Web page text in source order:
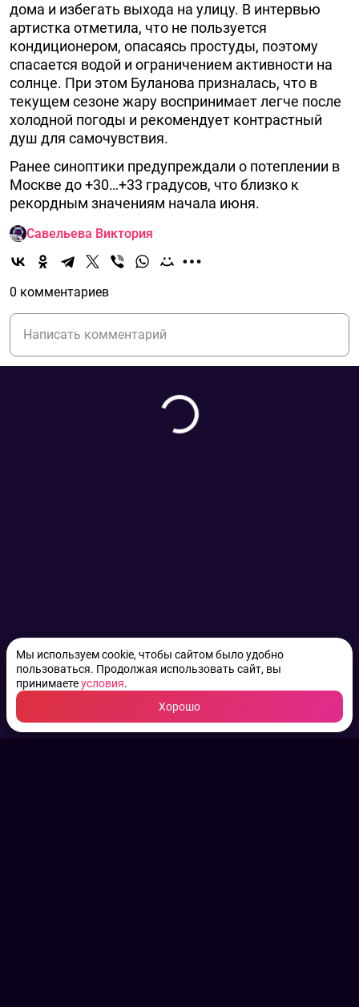
Мы используем cookie, чтобы сайтом было удобно
пользоваться. Продолжая использовать сайт, вы
принимаетеусловия.
Хорошо
дома и избегать выхода на улицу. В интервью
артистка отметила, что не пользуется
кондиционером, опасаясь простуды, поэтому
спасается водой и ограничением активности на
солнце. При этом Буланова призналась, что в
текущем сезоне жару воспринимает легче после
холодной погоды и рекомендует контрастный
душ для самочувствия.
Ранее синоптики предупреждали о потеплении в
Москве до +30…+33 градусов, что близко к
рекордным значениям начала июня.
Савельева Виктория
0 комментариев